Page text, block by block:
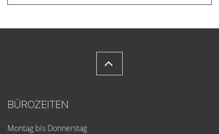
BÜROZEITEN
Montag bis Donnerstag